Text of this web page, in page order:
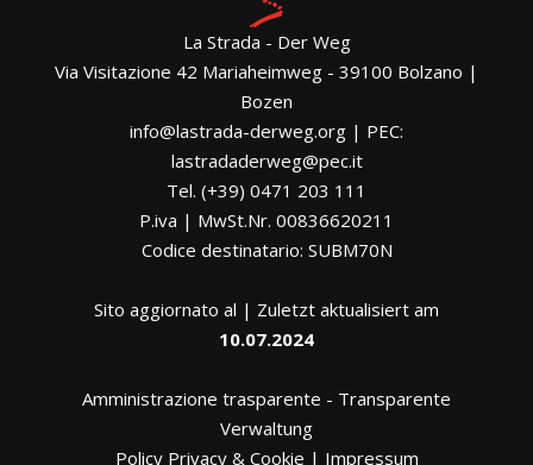
La Strada - Der Weg
Via Visitazione 42 Mariaheimweg - 39100 Bolzano |
Bozen
info@lastrada-derweg.org | PEC:
lastradaderweg@pec.it
Tel. (+39) 0471 203 111
P.iva | MwSt.Nr. 00836620211
Codice destinatario: SUBM70N
Sito aggiornato al | Zuletzt aktualisiert am
10.07.2024
Amministrazione trasparente - Transparente
Verwaltung
Policy Privacy & Cookie | Impressum